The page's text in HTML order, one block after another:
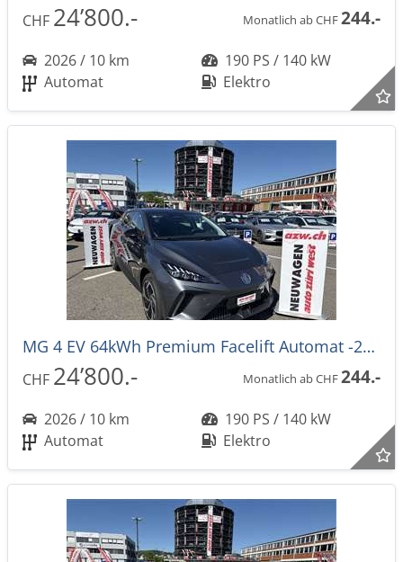
CHF 24’800.- Monatlich ab CHF244.-
2026 / 10 km
190 PS / 140 kW
Automat
Elektro
MG 4 EV 64kWh Premium Facelift Automat -27%
CHF 24’800.- Monatlich ab CHF244.-
2026 / 10 km
190 PS / 140 kW
Automat
Elektro